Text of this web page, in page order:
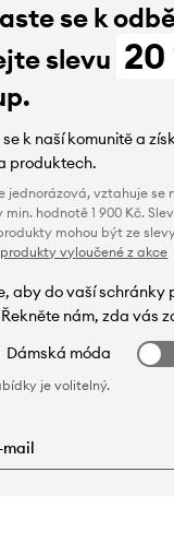
se k
slevu 20
se k naší komunitě a
produktech.
jednorázová, vztahuje
min. hodnotě 1 900 Kč.
mohou být ze
produkty vyloučené z akce
aby do vaší schránky
nám, zda vás
Dámská móda
je volitelný.